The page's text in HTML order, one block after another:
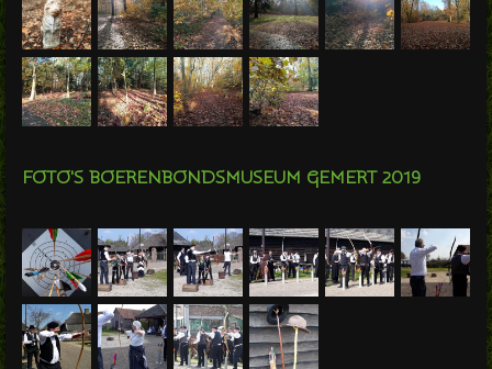
FOTO'S BOERENBONDSMUSEUM GEMERT 2019